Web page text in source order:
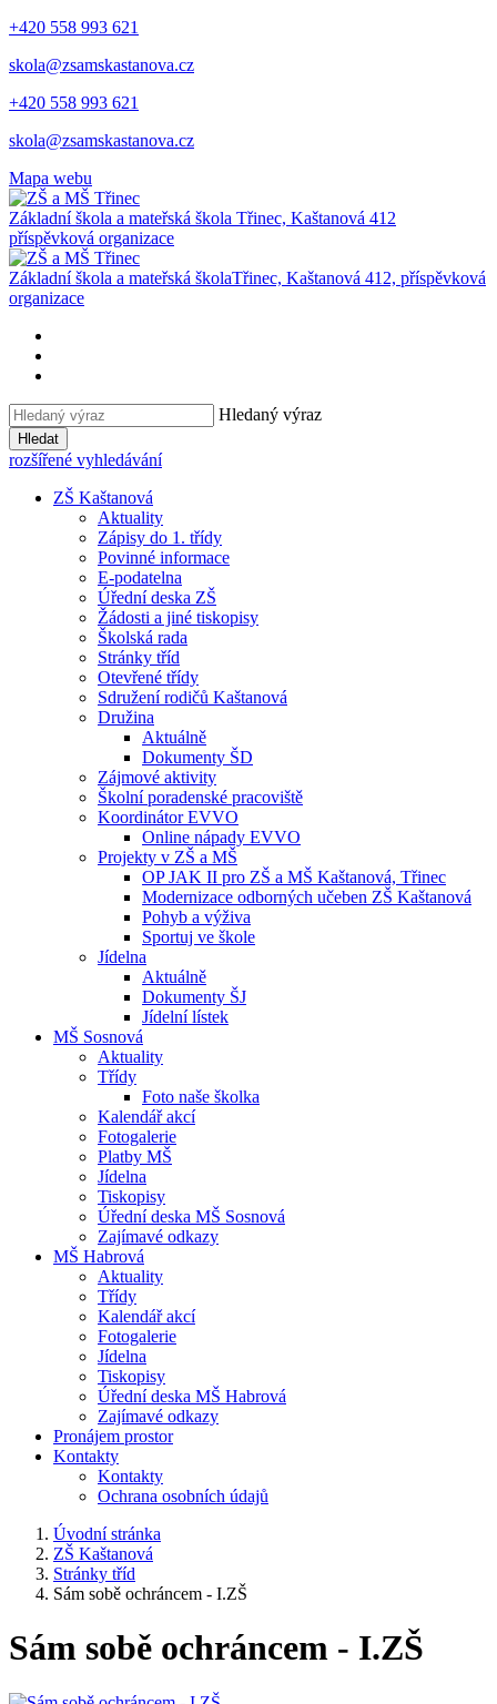
+420 558 993 621
skola@zsamskastanova.cz
+420 558 993 621
skola@zsamskastanova.cz
Mapa webu
Základní škola a mateřská škola Třinec, Kaštanová 412
příspěvková organizace
Základní škola a mateřská školaTřinec, Kaštanová 412, příspěvková
organizace
Hledaný výraz
Hledat
rozšířené vyhledávání
ZŠ Kaštanová
Aktuality
Zápisy do 1. třídy
Povinné informace
E-podatelna
Úřední deska ZŠ
Žádosti a jiné tiskopisy
Školská rada
Stránky tříd
Otevřené třídy
Sdružení rodičů Kaštanová
Družina
Aktuálně
Dokumenty ŠD
Zájmové aktivity
Školní poradenské pracoviště
Koordinátor EVVO
Online nápady EVVO
Projekty v ZŠ a MŠ
OP JAK II pro ZŠ a MŠ Kaštanová, Třinec
Modernizace odborných učeben ZŠ Kaštanová
Pohyb a výživa
Sportuj ve škole
Jídelna
Aktuálně
Dokumenty ŠJ
Jídelní lístek
MŠ Sosnová
Aktuality
Třídy
Foto naše školka
Kalendář akcí
Fotogalerie
Platby MŠ
Jídelna
Tiskopisy
Úřední deska MŠ Sosnová
Zajímavé odkazy
MŠ Habrová
Aktuality
Třídy
Kalendář akcí
Fotogalerie
Jídelna
Tiskopisy
Úřední deska MŠ Habrová
Zajímavé odkazy
Pronájem prostor
Kontakty
Kontakty
Ochrana osobních údajů
Úvodní stránka
ZŠ Kaštanová
Stránky tříd
Sám sobě ochráncem - I.ZŠ
Sám sobě ochráncem - I.ZŠ